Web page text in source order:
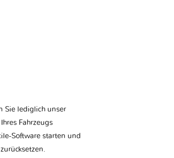
Sie lediglich unser
Fahrzeugs
Software starten und